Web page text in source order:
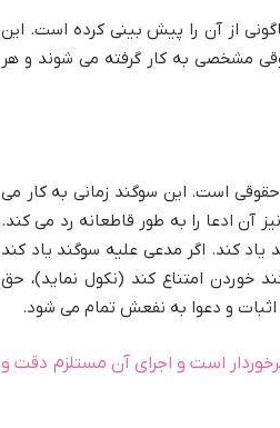
از آن را پیش بینی کرده است. این
مشخصی به کار گرفته می شوند و هر
است. این سوگند زمانی به کار می
آن ادعا را به طور قاطعانه رد می کند.
کند. اگر مدعی علیه سوگند یاد کند
خوردن امتناع کند (نکول نماید)، حق
و دعوا به نفعش تمام می شود.
است و اجرای آن مستلزم دقت و